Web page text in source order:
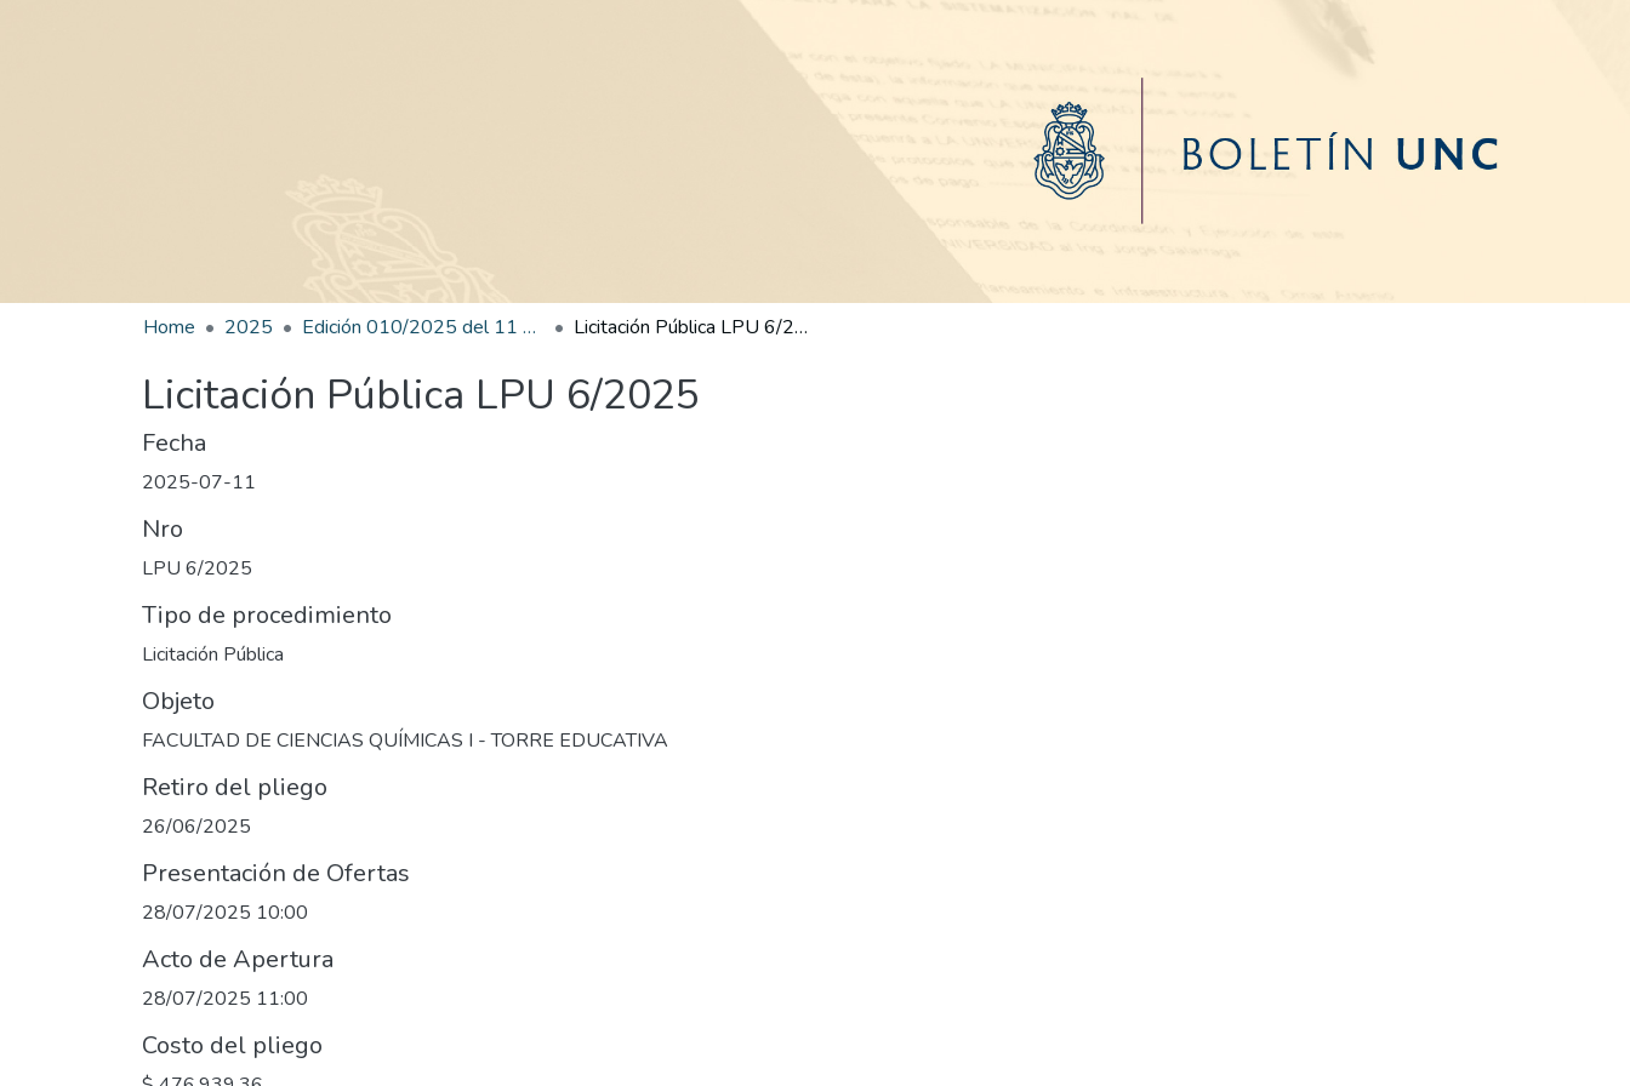
Home 2025 Edición 010/2025 del 11 de julio de 2025 Licitación Pública LPU 6/2025
Licitación Pública LPU 6/2025
Fecha
2025-07-11
Nro
LPU 6/2025
Tipo de procedimiento
Licitación Pública
Objeto
FACULTAD DE CIENCIAS QUÍMICAS I - TORRE EDUCATIVA
Retiro del pliego
26/06/2025
Presentación de Ofertas
28/07/2025 10:00
Acto de Apertura
28/07/2025 11:00
Costo del pliego